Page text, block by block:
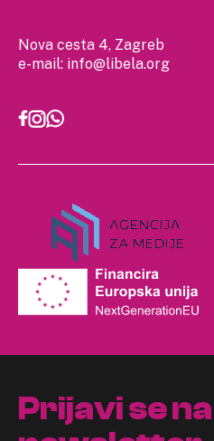
Nova cesta 4, Zagreb
e-mail: info@libela.org
Prijavi se